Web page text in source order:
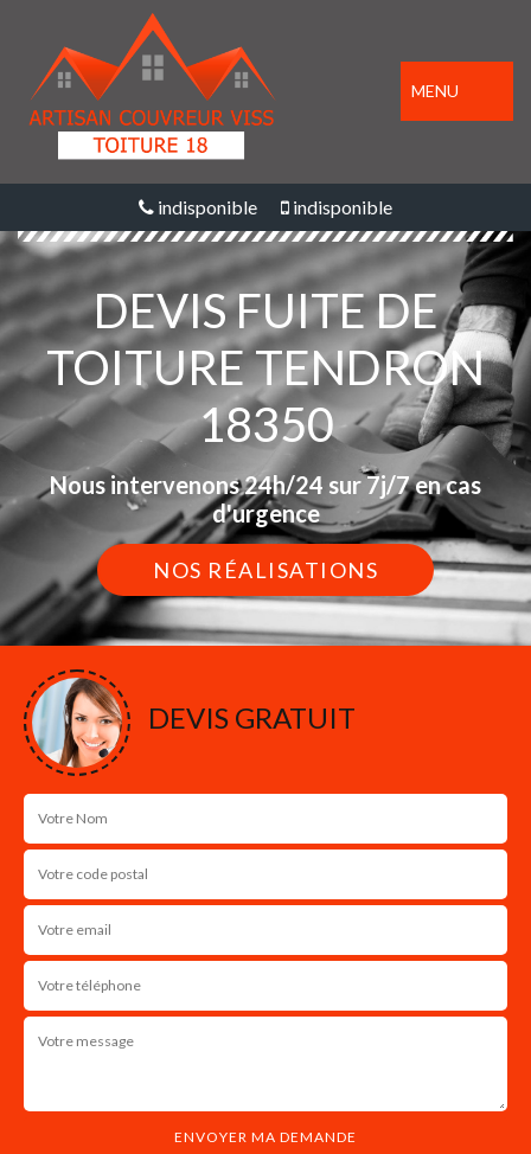
MENU
indisponible indisponible
DEVIS FUITE DE
TOITURE TENDRON
18350
Nous intervenons 24h/24 sur 7j/7 en cas
d'urgence
NOS RÉALISATIONS
DEVIS GRATUIT